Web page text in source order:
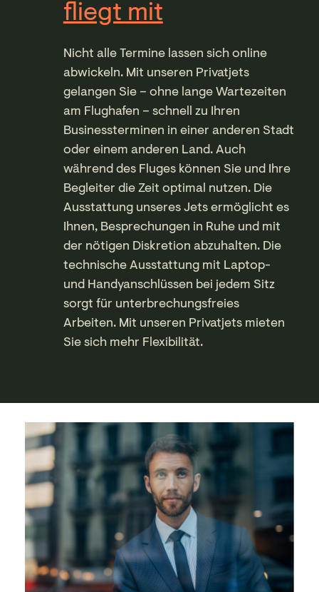
fliegt mit
Nicht alle Termine lassen sich online
abwickeln. Mit unseren Privatjets
gelangen Sie – ohne lange Wartezeiten
am Flughafen – schnell zu Ihren
Businessterminen in einer anderen Stadt
oder einem anderen Land. Auch
während des Fluges können Sie und Ihre
Begleiter die Zeit optimal nutzen. Die
Ausstattung unseres Jets ermöglicht es
Ihnen, Besprechungen in Ruhe und mit
der nötigen Diskretion abzuhalten. Die
technische Ausstattung mit Laptop-
und Handyanschlüssen bei jedem Sitz
sorgt für unterbrechungsfreies
Arbeiten. Mit unseren Privatjets mieten
Sie sich mehr Flexibilität.